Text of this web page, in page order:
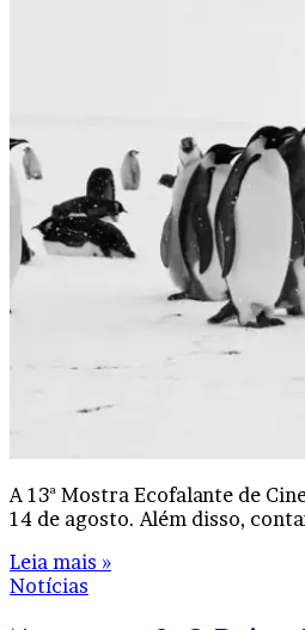
A 13ª Mostra Ecofalante de
14 de agosto. Além disso,
Leia mais »
Notícias